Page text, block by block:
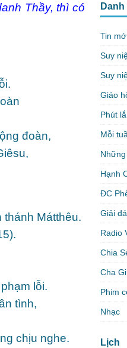
Thầy, thì có
đoàn,
Mátthêu.
lỗi.
tình,
chịu nghe.
Tin
Suy
Suy
Giáo
Phút
Mỗi
Hạnh
ĐC
Giải
Radio
Chia
Cha
Phim
Nhạc
Lịch